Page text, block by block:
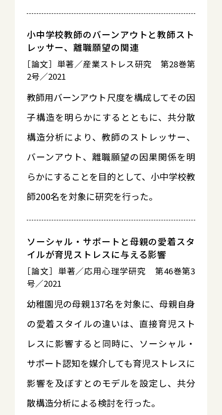
小中学校教師のバーンアウトと教師スト
レッサー、離職願望の関連
［論文］単著／産業ストレス研究 第28巻第
2号／2021
教師用バーンアウト尺度を構成してその因
子構造を明らかにするとともに、共分散
構造分析により、教師のストレッサー、
バーンアウト、離職願望の因果関係を明
らかにすることを目的として、小中学校教
師200名を対象に研究を行った。
ソーシャル・サポートと母親の愛着スタ
イルが育児ストレスに与える影響
［論文］単著／応用心理学研究 第46巻第3
号／2021
幼稚園児の母親137名を対象に、母親自身
の愛着スタイルの違いは、直接育児スト
レスに影響すると同時に、ソーシャル・
サポート認知を媒介しても育児ストレスに
影響を及ぼすとのモデルを設定し、共分
散構造分析による検討を行った。